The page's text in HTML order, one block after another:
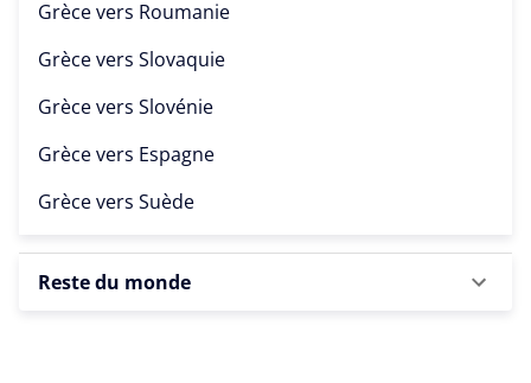
Grèce vers Roumanie
Grèce vers Slovaquie
Grèce vers Slovénie
Grèce vers Espagne
Grèce vers Suède
Reste du monde